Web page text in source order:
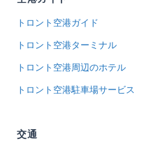
トロント空港ガイド
トロント空港ターミナル
トロント空港周辺のホテル
トロント空港駐車場サービス
交通